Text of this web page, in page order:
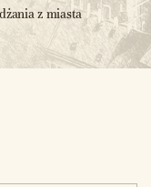
z miasta